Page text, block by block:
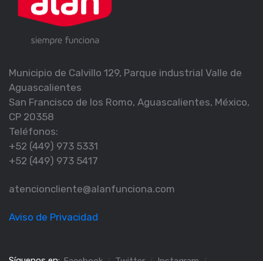
Municipio de Calvillo 129, Parque industrial Valle de
Aguascalientes
San Francisco de los Romo, Aguascalientes, México,
CP 20358
Teléfonos:
+52 (449) 973 5331
+52 (449) 973 5417
atencioncliente@alanfunciona.com
Aviso de Privacidad